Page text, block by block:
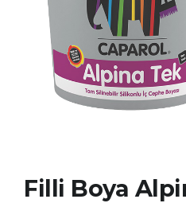
Filli Boya